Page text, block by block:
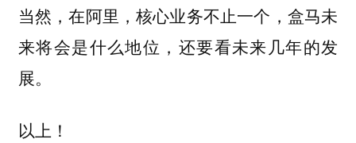
当然，在阿里，核心业务不止一个，盒马未
来将会是什么地位，还要看未来几年的发
展。
以上！